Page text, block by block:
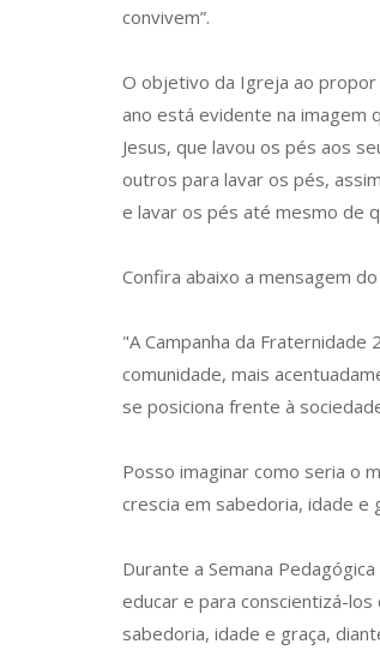
convivem”.
O objetivo da Igreja ao propor
ano está evidente na imagem
Jesus, que lavou os pés aos
outros para lavar os pés,
e lavar os pés até mesmo de
Confira abaixo a mensagem
"A Campanha da
comunidade, mais
se posiciona frente à
Posso imaginar como seria o
crescia em sabedoria, idade e
Durante a Semana
educar e para conscientizá-
sabedoria, idade e graça,